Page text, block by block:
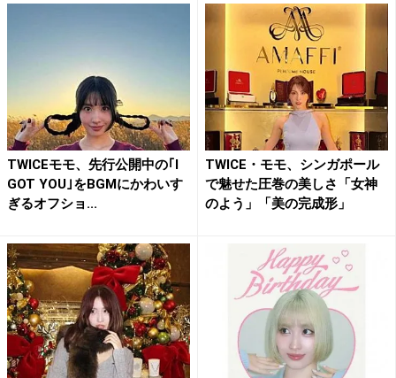
TWICEモモ、先行公開中の｢I
GOT YOU｣をBGMにかわいす
ぎるオフショ...
TWICE・モモ、シンガポール
で魅せた圧巻の美しさ「女神
のよう」「美の完成形」